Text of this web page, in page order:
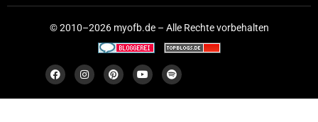
© 2010–2026 myofb.de – Alle Rechte vorbehalten